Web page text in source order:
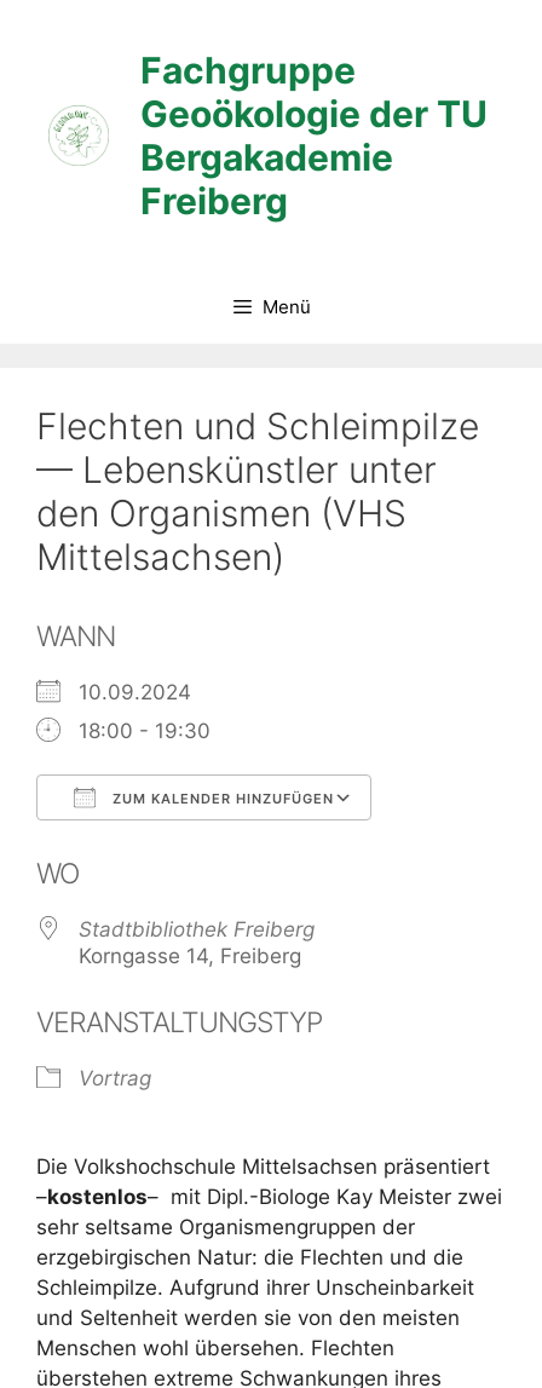
Fachgruppe
Geoökologie der TU
Bergakademie
Freiberg
Menü
Flechten und Schleimpilze
— Lebenskünstler unter
den Organismen (VHS
Mittelsachsen)
WANN
10.09.2024
18:00 - 19:30
ZUM KALENDER HINZUFÜGEN
WO
Stadtbibliothek Freiberg
Korngasse 14, Freiberg
VERANSTALTUNGSTYP
Vortrag
Die Volkshochschule Mittelsachsen präsentiert
–kostenlos– mit Dipl.-Biologe Kay Meister zwei
sehr seltsame Organismengruppen der
erzgebirgischen Natur: die Flechten und die
Schleimpilze. Aufgrund ihrer Unscheinbarkeit
und Seltenheit werden sie von den meisten
Menschen wohl übersehen. Flechten
überstehen extreme Schwankungen ihres